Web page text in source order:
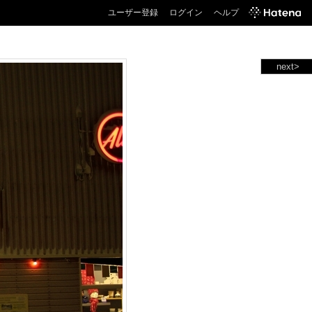
ユーザー登録 ログイン ヘルプ
next>